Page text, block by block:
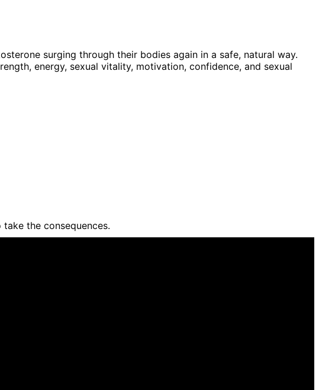
surging through their bodies again in a safe, natural way.
energy, sexual vitality, motivation, confidence, and sexual
the consequences.